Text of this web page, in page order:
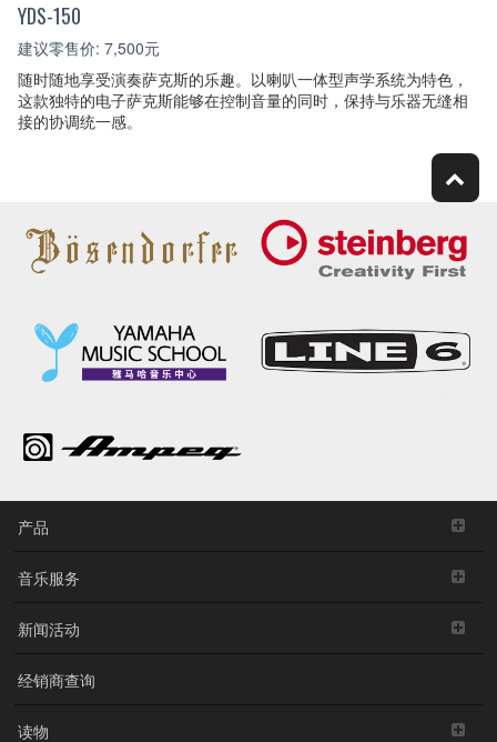
YDS-150
建议零售价: 7,500元
随时随地享受演奏萨克斯的乐趣。以喇叭一体型声学系统为特色，
这款独特的电子萨克斯能够在控制音量的同时，保持与乐器无缝相
接的协调统一感。
产品
音乐服务
新闻活动
经销商查询
读物